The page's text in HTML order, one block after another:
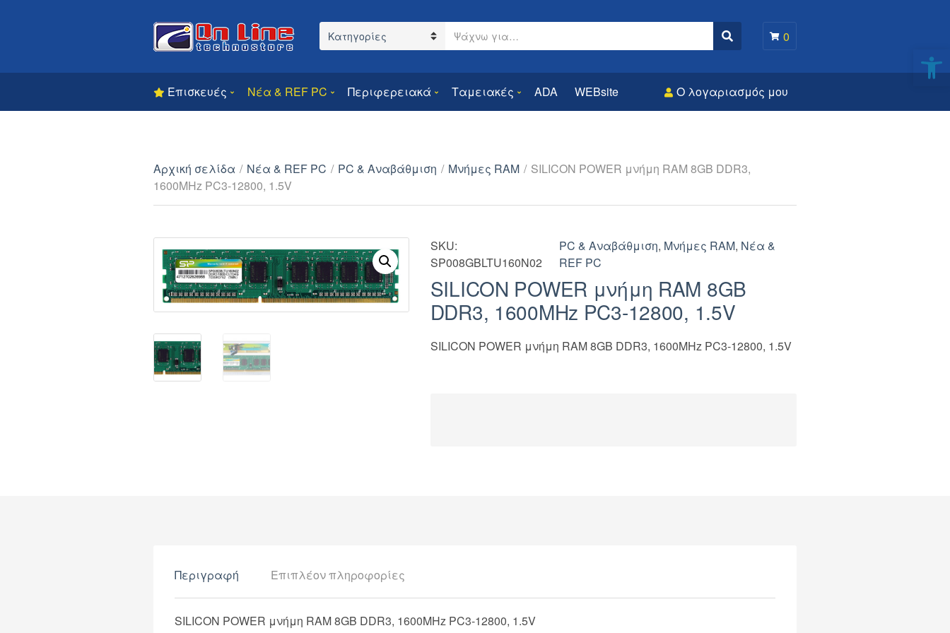
Category name
Search text
Search 0
Επισκευές Νέα & REF PC Περιφερειακά Ταμειακές ADA WEBsite Ο λογαριασμός μου
Αρχική σελίδα / Νέα & REF PC / PC & Αναβάθμιση / Μνήμες RAM / SILICON POWER μνήμη RAM 8GB DDR3,
1600MHz PC3-12800, 1.5V
SKU:
SP008GBLTU160N02
PC & Αναβάθμιση, Μνήμες RAM, Νέα &
REF PC
SILICON POWER μνήμη RAM 8GB
DDR3, 1600MHz PC3-12800, 1.5V
SILICON POWER μνήμη RAM 8GB DDR3, 1600MHz PC3-12800, 1.5V
Περιγραφή Επιπλέον πληροφορίες
SILICON POWER μνήμη RAM 8GB DDR3, 1600MHz PC3-12800, 1.5V